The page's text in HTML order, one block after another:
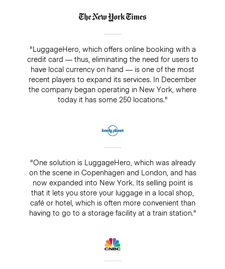
"LuggageHero, which offers online booking with a
credit card — thus, eliminating the need for users to
have local currency on hand — is one of the most
recent players to expand its services. In December
the company began operating in New York, where
today it has some 250 locations."
"One solution is LuggageHero, which was already
on the scene in Copenhagen and London, and has
now expanded into New York. Its selling point is
that it lets you store your luggage in a local shop,
café or hotel, which is often more convenient than
having to go to a storage facility at a train station."